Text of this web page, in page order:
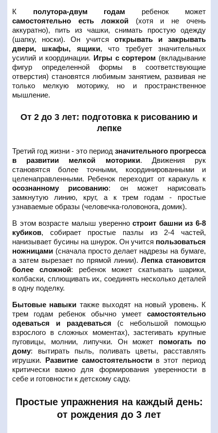
К полутора-двум годам ребенок может
самостоятельно есть ложкой(хотя и не очень
аккуратно), пить из чашки, снимать простую одежду
(шапку, носки). Он учится открывать и закрывать
двери, шкафы, ящики, что требует значительных
усилий и координации. Игры с сортером (вкладывание
фигур определенной формы в соответствующие
отверстия) становятся любимым занятием, развивая не
только мелкую моторику, но и пространственное
мышление.
От 2 до 3 лет: подготовка к рисованию и
лепке
Третий год жизни - это период значительного прогресса
в развитии мелкой моторики. Движения рук
становятся более точными, координированными и
целенаправленными. Ребенок переходит от каракуль к
осознанному рисованию: он может нарисовать
замкнутую линию, круг, а к трем годам - простые
узнаваемые образы (человечка-головонога, домик).
В этом возрасте малыш уверенностроит башни из 6-8
кубиков, собирает простые пазлы из 2-4 частей,
нанизывает бусины на шнурок. Он учится пользоваться
ножницами (сначала просто делает надрезы на бумаге,
а затем вырезает по прямой линии). Лепка становится
более сложной: ребенок может скатывать шарики,
колбаски, сплющивать их, соединять несколько деталей
в одну поделку.
Бытовые навыки также выходят на новый уровень. К
трем годам ребенок обычно умеет самостоятельно
одеваться и раздеваться (с небольшой помощью
взрослого в сложных моментах), застегивать крупные
пуговицы, молнии, липучки. Он может помогать по
дому: вытирать пыль, поливать цветы, расставлять
игрушки. Развитие самостоятельностив этот период
критически важно для формирования уверенности в
себе и готовности к детскому саду.
Простые упражнения на каждый день:
от рождения до 3 лет